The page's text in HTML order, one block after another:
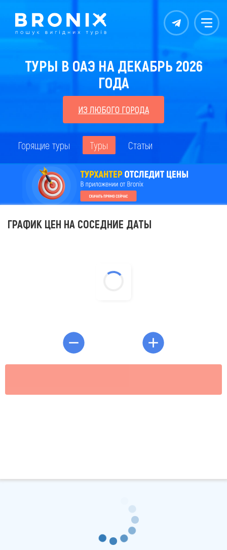
Контакты Меню
ТУРЫ В ОАЭ НА ДЕКАБРЬ 2026
ГОДА
ИЗ ЛЮБОГО ГОРОДА
Горящие туры Туры Статьи
ГРАФИК ЦЕН НА СОСЕДНИЕ ДАТЫ